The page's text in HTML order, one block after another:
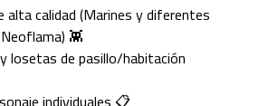
alta calidad (Marines y diferentes
👾
losetas de pasillo/habitación